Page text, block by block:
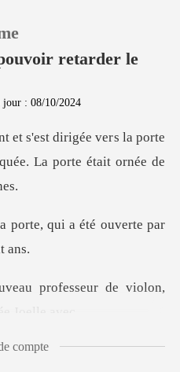
retarder le
jour : 08/10/2024
s la porte
La por
rte, qui a été ouverte par
rofesseur de violon,
compte